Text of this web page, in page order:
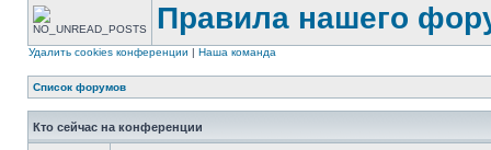
Правила нашего
Удалить cookies конференции | Наша команда
Список форумов
Кто сейчас на конференции